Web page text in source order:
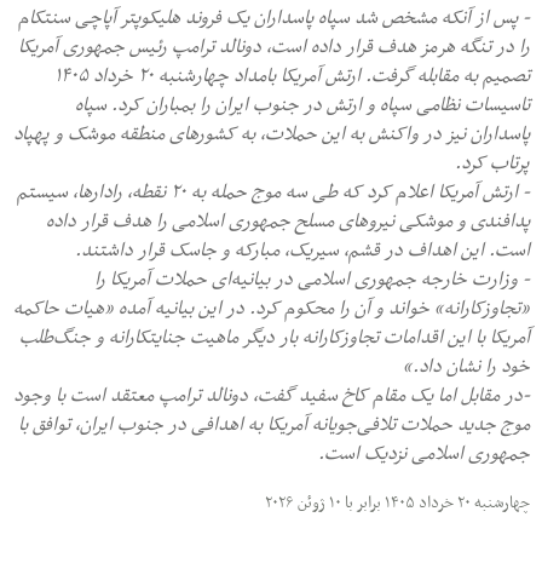
- پس از آنکه مشخص شد سپاه پاسداران یک فروند هلیکوپتر آپاچی سنتکام
را در تنگه هرمز هدف قرار داده است، دونالد ترامپ رئیس جمهوری آمریکا
تصمیم به مقابله گرفت. ارتش آمریکا بامداد چهارشنبه ۲۰ خرداد ۱۴۰۵
تاسیسات نظامی سپاه و ارتش در جنوب ایران را بمباران کرد. سپاه
پاسداران نیز در واکنش به این حملات، به کشورهای منطقه موشک و پهپاد
پرتاب کرد.
- ارتش آمریکا اعلام کرد که طی سه موج حمله به ۲۰ نقطه، رادارها، سیستم
پدافندی و موشکی نیروهای مسلح جمهوری اسلامی را هدف قرار داده
است. این اهداف در قشم، سیریک، مبارکه و جاسک قرار داشتند.
- وزارت خارجه جمهوری اسلامی در بیانیه‌ای حملات آمریکا را
«تجاوزکارانه» خواند و آن را محکوم کرد. در این بیانیه آمده «هیات حاکمه
آمریکا با این اقدامات تجاوزکارانه بار دیگر ماهیت جنایتکارانه و جنگ‌طلب
خود را نشان داد.»
-در مقابل اما یک مقام کاخ سفید گفت، دونالد ترامپ معتقد است با وجود
موج جدید حملات تلافی‌جویانه آمریکا به اهدافی در جنوب ایران، توافق با
جمهوری اسلامی نزدیک است.
چهارشنبه ۲۰ خرداد ۱۴۰۵ برابر با ۱۰ ژوئن ۲۰۲۶